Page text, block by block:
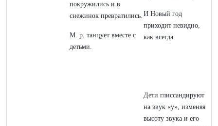
покружились и в
снежинок превратились.
М. р. танцует вместе с
детьми.
И Новый год
приходит невидно,
как всегда.
Дети глиссандируют
на звук «у», изменяя
высоту звука и его